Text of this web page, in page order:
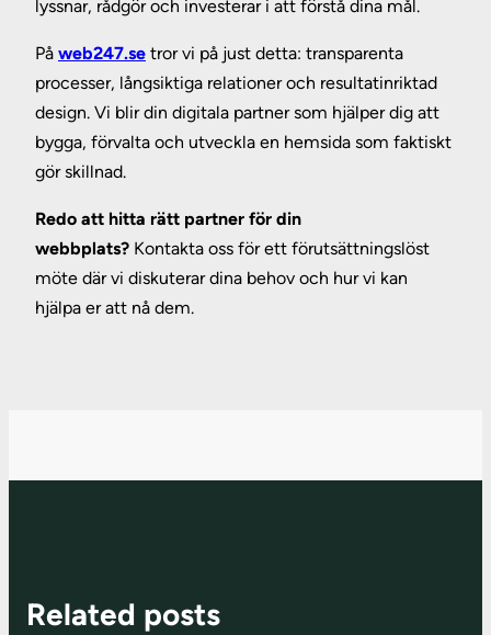
lyssnar, rådgör och investerar i att förstå dina mål.
På web247.se tror vi på just detta: transparenta
processer, långsiktiga relationer och resultatinriktad
design. Vi blir din digitala partner som hjälper dig att
bygga, förvalta och utveckla en hemsida som faktiskt
gör skillnad.
Redo att hitta rätt partner för din
webbplats? Kontakta oss för ett förutsättningslöst
möte där vi diskuterar dina behov och hur vi kan
hjälpa er att nå dem.
Related posts